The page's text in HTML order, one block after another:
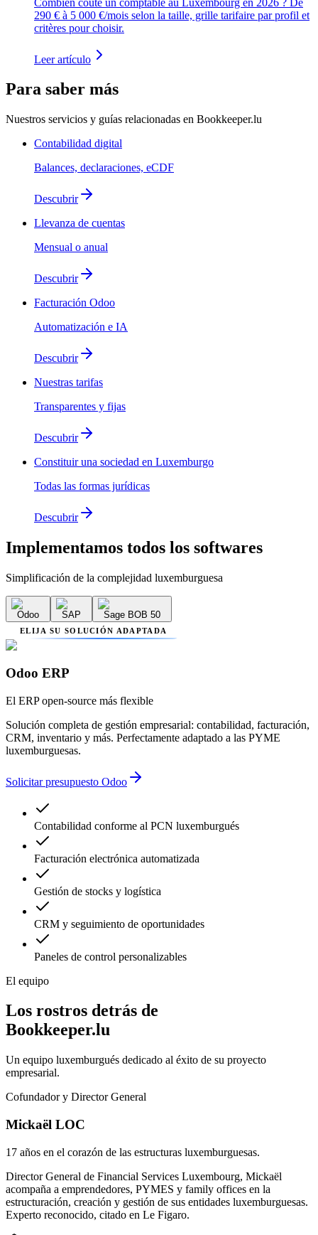
290 € à 5 000 €/mois selon la taille, grille tarifaire par profil et
critères pour choisir.
Leer artículo
Para saber más
Nuestros servicios y guías relacionadas en Bookkeeper.lu
Contabilidad digital
Balances, declaraciones, eCDF
Descubrir
Llevanza de cuentas
Mensual o anual
Descubrir
Facturación Odoo
Automatización e IA
Descubrir
Nuestras tarifas
Transparentes y fijas
Descubrir
Constituir una sociedad en Luxemburgo
Todas las formas jurídicas
Descubrir
Implementamos todos los softwares
Simplificación de la complejidad luxemburguesa
Odoo SAP Sage BOB 50
ELIJA SU SOLUCIÓN ADAPTADA
Odoo ERP
El ERP open-source más flexible
Solución completa de gestión empresarial: contabilidad, facturación,
CRM, inventario y más. Perfectamente adaptado a las PYME
luxemburguesas.
Solicitar presupuesto Odoo
Contabilidad conforme al PCN luxemburgués
Facturación electrónica automatizada
Gestión de stocks y logística
CRM y seguimiento de oportunidades
Paneles de control personalizables
El equipo
Los rostros detrás de
Bookkeeper.lu
Un equipo luxemburgués dedicado al éxito de su proyecto
empresarial.
Cofundador y Director General
Mickaël LOC
17 años en el corazón de las estructuras luxemburguesas.
Director General de Financial Services Luxembourg, Mickaël
acompaña a emprendedores, PYMES y family offices en la
estructuración, creación y gestión de sus entidades luxemburguesas.
Experto reconocido, citado en Le Figaro.